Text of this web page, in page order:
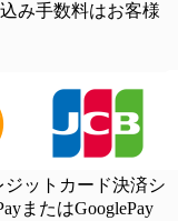
み手数料はお客様
ジットカード決済シ
またはGooglePay